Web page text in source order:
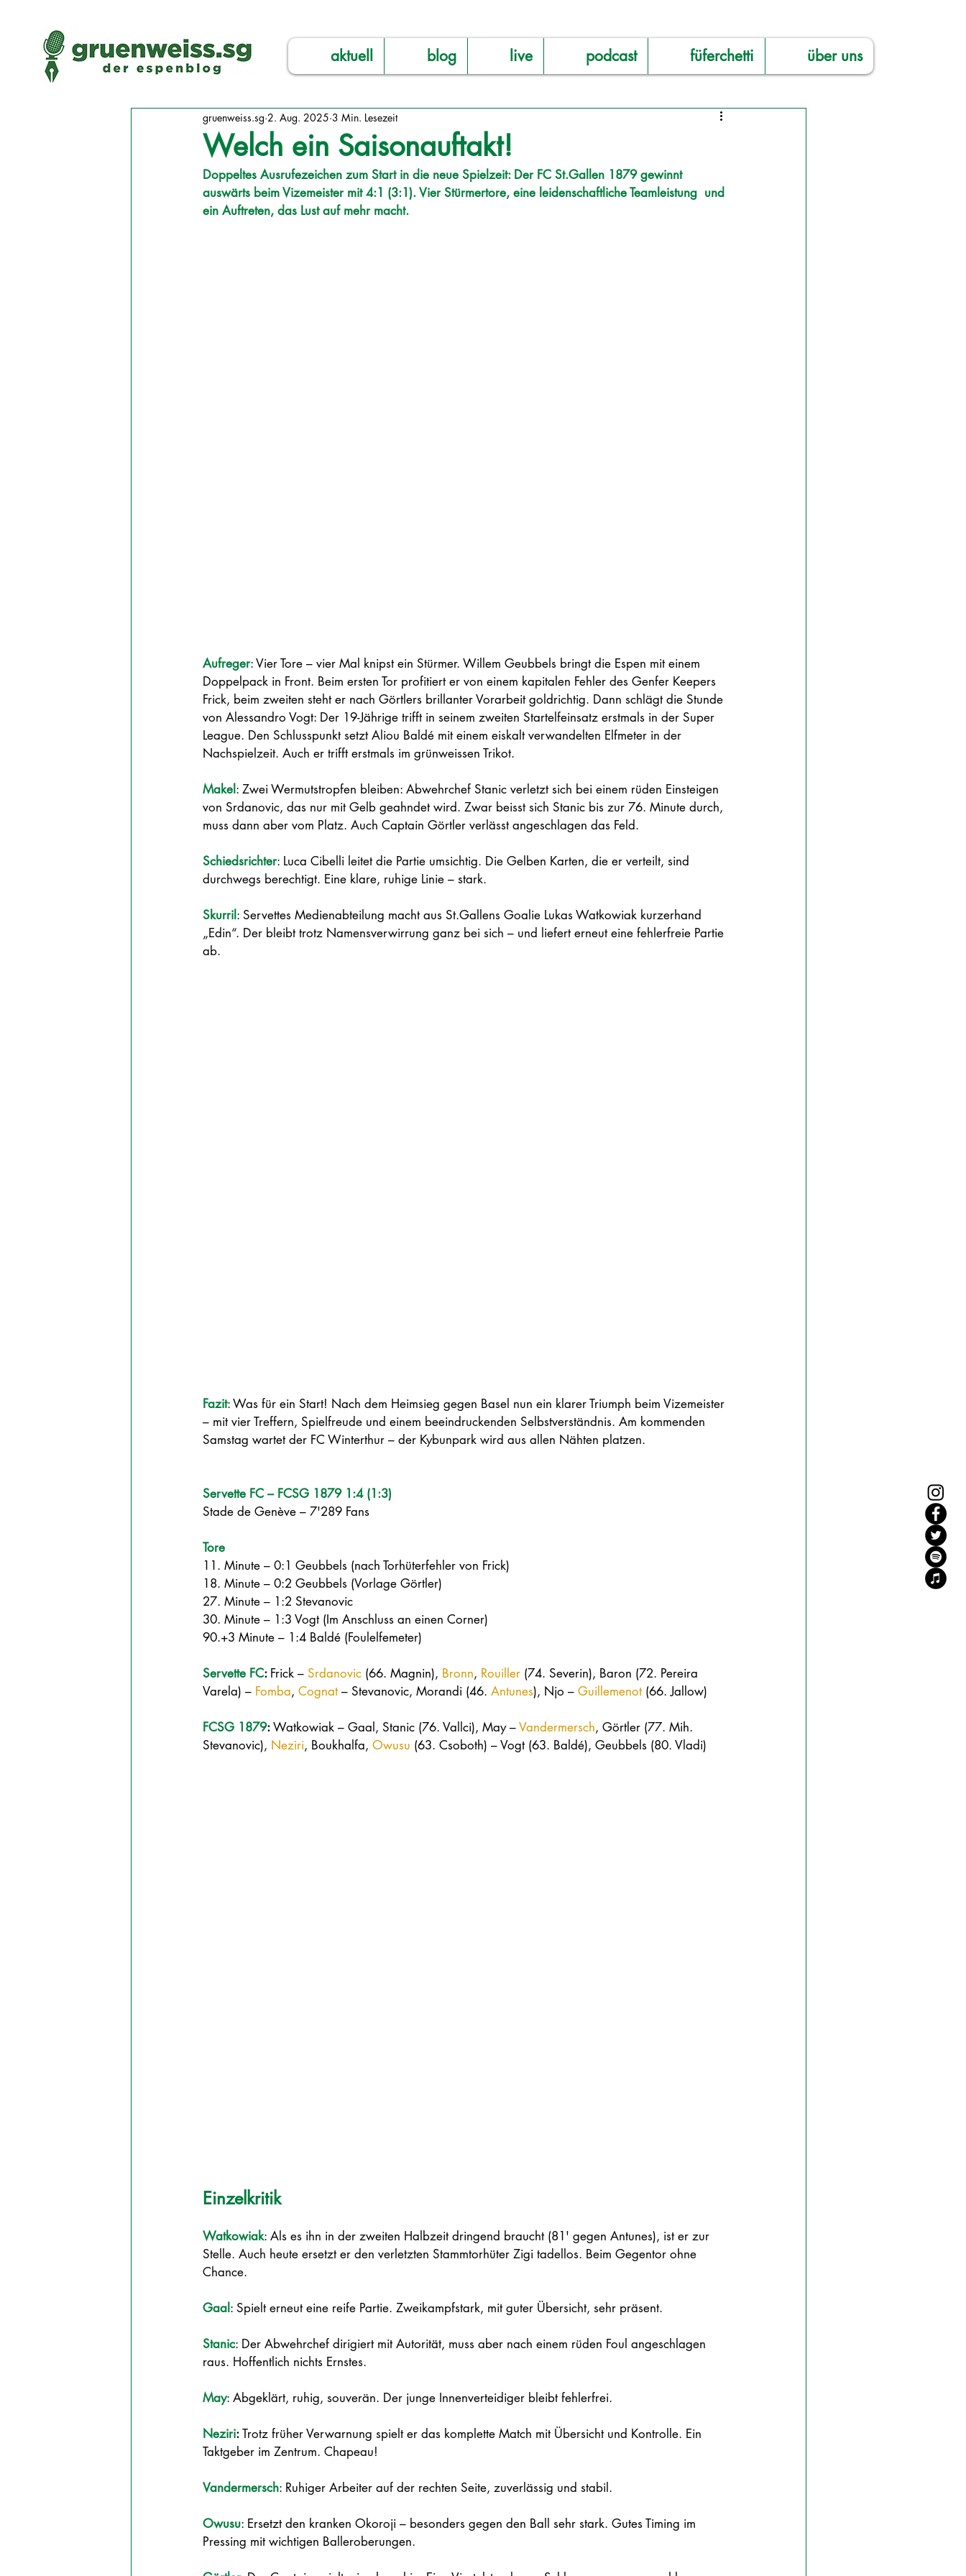
aktuell blog live podcast füferchetti über uns
Welch ein Saisonauftakt!
gruenweiss.sg 2. Aug. 2025 3 Min. Lesezeit
Doppeltes Ausrufezeichen zum Start in die neue Spielzeit: Der FC St.Gallen 1879 gewinnt
auswärts beim Vizemeister mit 4:1 (3:1). Vier Stürmertore, eine leidenschaftliche Teamleistung  und
ein Auftreten, das Lust auf mehr macht.
Aufreger: Vier Tore – vier Mal knipst ein Stürmer. Willem Geubbels bringt die Espen mit einem
Doppelpack in Front. Beim ersten Tor profitiert er von einem kapitalen Fehler des Genfer Keepers
Frick, beim zweiten steht er nach Görtlers brillanter Vorarbeit goldrichtig. Dann schlägt die Stunde
von Alessandro Vogt: Der 19-Jährige trifft in seinem zweiten Startelfeinsatz erstmals in der Super
League. Den Schlusspunkt setzt Aliou Baldé mit einem eiskalt verwandelten Elfmeter in der
Nachspielzeit. Auch er trifft erstmals im grünweissen Trikot.
Makel : Zwei Wermutstropfen bleiben: Abwehrchef Stanic verletzt sich bei einem rüden Einsteigen
von Srdanovic, das nur mit Gelb geahndet wird. Zwar beisst sich Stanic bis zur 76. Minute durch,
muss dann aber vom Platz. Auch Captain Görtler verlässt angeschlagen das Feld.
Schiedsrichter: Luca Cibelli leitet die Partie umsichtig. Die Gelben Karten, die er verteilt, sind
durchwegs berechtigt. Eine klare, ruhige Linie – stark.
Skurril : Servettes Medienabteilung macht aus St.Gallens Goalie Lukas Watkowiak kurzerhand
„Edin“. Der bleibt trotz Namensverwirrung ganz bei sich – und liefert erneut eine fehlerfreie Partie
ab.
Fazit: Was für ein Start! Nach dem Heimsieg gegen Basel nun ein klarer Triumph beim Vizemeister
– mit vier Treffern, Spielfreude und einem beeindruckenden Selbstverständnis. Am kommenden
Samstag wartet der FC Winterthur – der Kybunpark wird aus allen Nähten platzen.
Servette FC – FCSG 1879 1:4 (1:3)
Stade de Genève – 7'289 Fans
Tore
11. Minute – 0:1 Geubbels (nach Torhüterfehler von Frick)
18. Minute – 0:2 Geubbels (Vorlage Görtler)
27. Minute – 1:2 Stevanovic
30. Minute – 1:3 Vogt (Im Anschluss an einen Corner)
90.+3 Minute – 1:4 Baldé (Foulelfemeter)
Servette FC: Frick – Srdanovic (66. Magnin), Bronn, Rouiller (74. Severin), Baron (72. Pereira
Varela) – Fomba, Cognat – Stevanovic, Morandi (46. Antunes), Njo – Guillemenot (66. Jallow)
FCSG 1879: Watkowiak – Gaal, Stanic (76. Vallci), May – Vandermersch, Görtler (77. Mih.
Stevanovic), Neziri, Boukhalfa, Owusu (63. Csoboth) – Vogt (63. Baldé), Geubbels (80. Vladi)
Einzelkritik
Watkowiak: Als es ihn in der zweiten Halbzeit dringend braucht (81' gegen Antunes), ist er zur
Stelle. Auch heute ersetzt er den verletzten Stammtorhüter Zigi tadellos. Beim Gegentor ohne
Chance.
Gaal : Spielt erneut eine reife Partie. Zweikampfstark, mit guter Übersicht, sehr präsent.
Stanic: Der Abwehrchef dirigiert mit Autorität, muss aber nach einem rüden Foul angeschlagen
raus. Hoffentlich nichts Ernstes.
May: Abgeklärt, ruhig, souverän. Der junge Innenverteidiger bleibt fehlerfrei.
Neziri: Trotz früher Verwarnung spielt er das komplette Match mit Übersicht und Kontrolle. Ein
Taktgeber im Zentrum. Chapeau!
Vandermersch: Ruhiger Arbeiter auf der rechten Seite, zuverlässig und stabil.
Owusu: Ersetzt den kranken Okoroji – besonders gegen den Ball sehr stark. Gutes Timing im
Pressing mit wichtigen Balleroberungen.